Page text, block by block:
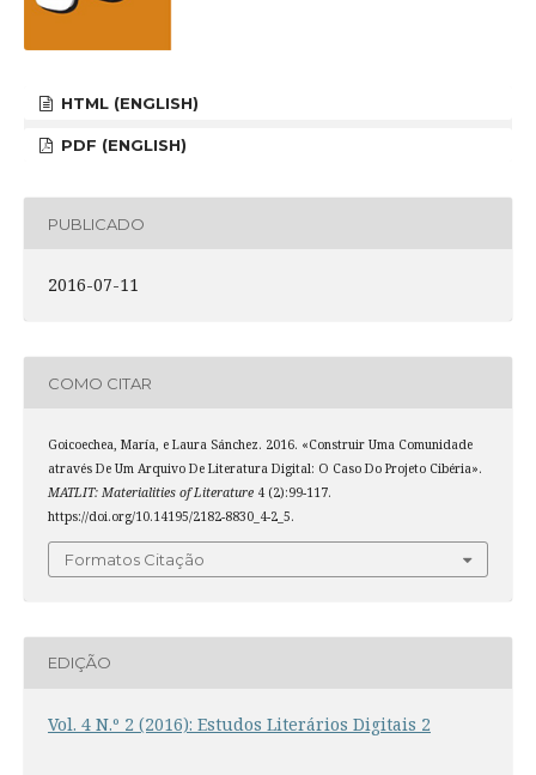
HTML (ENGLISH)
PDF (ENGLISH)
PUBLICADO
2016-07-11
COMO CITAR
Goicoechea, María, e Laura Sánchez. 2016. «Construir Uma Comunidade
através De Um Arquivo De Literatura Digital: O Caso Do Projeto Cibéria».
MATLIT: Materialities of Literature4 (2):99-117.
https://doi.org/10.14195/2182-8830_4-2_5.
Formatos Citação
EDIÇÃO
Vol. 4 N.º 2 (2016): Estudos Literários Digitais 2